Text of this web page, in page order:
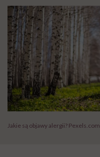
Jakie są objawy alergii? Pexels.com